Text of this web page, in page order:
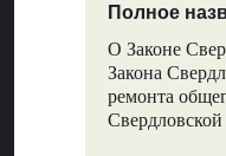
Полное
О Законе
Закона
ремонта